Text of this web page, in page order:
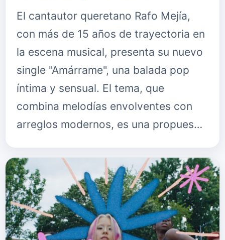
El cantautor queretano Rafo Mejía,
con más de 15 años de trayectoria en
la escena musical, presenta su nuevo
single "Amárrame", una balada pop
íntima y sensual. El tema, que
combina melodías envolventes con
arreglos modernos, es una propues…